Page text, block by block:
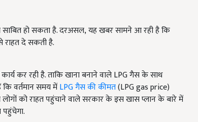
हो सकता है. दरअसल, यह खबर सामने आ रही है कि
राहत दे सकती है.
कर रही है. ताकि खाना बनाने वाले LPG गैस के साथ
वर्तमान समय मेंLPG गैस की कीमत(LPG gas price)
को राहत पहुंचाने वाले सरकार के इस खास प्लान के बारे में